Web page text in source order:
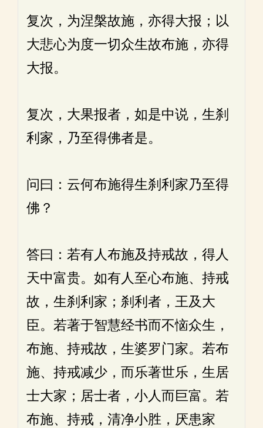
复次，为涅槃故施，亦得大报；以
大悲心为度一切众生故布施，亦得
大报。
复次，大果报者，如是中说，生刹
利家，乃至得佛者是。
问曰：云何布施得生刹利家乃至得
佛？
答曰：若有人布施及持戒故，得人
天中富贵。如有人至心布施、持戒
故，生刹利家；刹利者，王及大
臣。若著于智慧经书而不恼众生，
布施、持戒故，生婆罗门家。若布
施、持戒减少，而乐著世乐，生居
士大家；居士者，小人而巨富。若
布施、持戒，清净小胜，厌患家